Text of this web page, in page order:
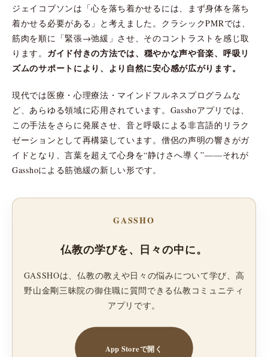
ジェイコブソンは「心を落ち着かせるには、まず身体を落ち
着かせる必要がある」と考えました。クラシックPMRでは、
筋肉を順に「緊張→弛緩」させ、そのコントラストを感じ取
ります。 ガイド付きの方法では、穏やかな声や音楽、呼吸リ
ズムのサポートにより、より自然に安心感が広がります。
現代では医療・心理療法・マインドフルネスプログラムな
ど、あらゆる領域に応用されています。Gasshoアプリでは、
この手法をさらに発展させ、音と呼吸による非言語的リラク
ゼーションとして再構築しています。僧侶の声明の響きがガ
イドとなり、言葉を超えて心身を“静けさへ導く”――それが
Gasshoによる筋弛緩の新しい形です。
GASSHO
仏教の学びを、日々の中に。
GASSHOは、仏教の教えや日々の悩みについて学び、高
野山金剛三昧院の御住職に質問できる仏教コミュニティ
アプリです。
App Storeで開く